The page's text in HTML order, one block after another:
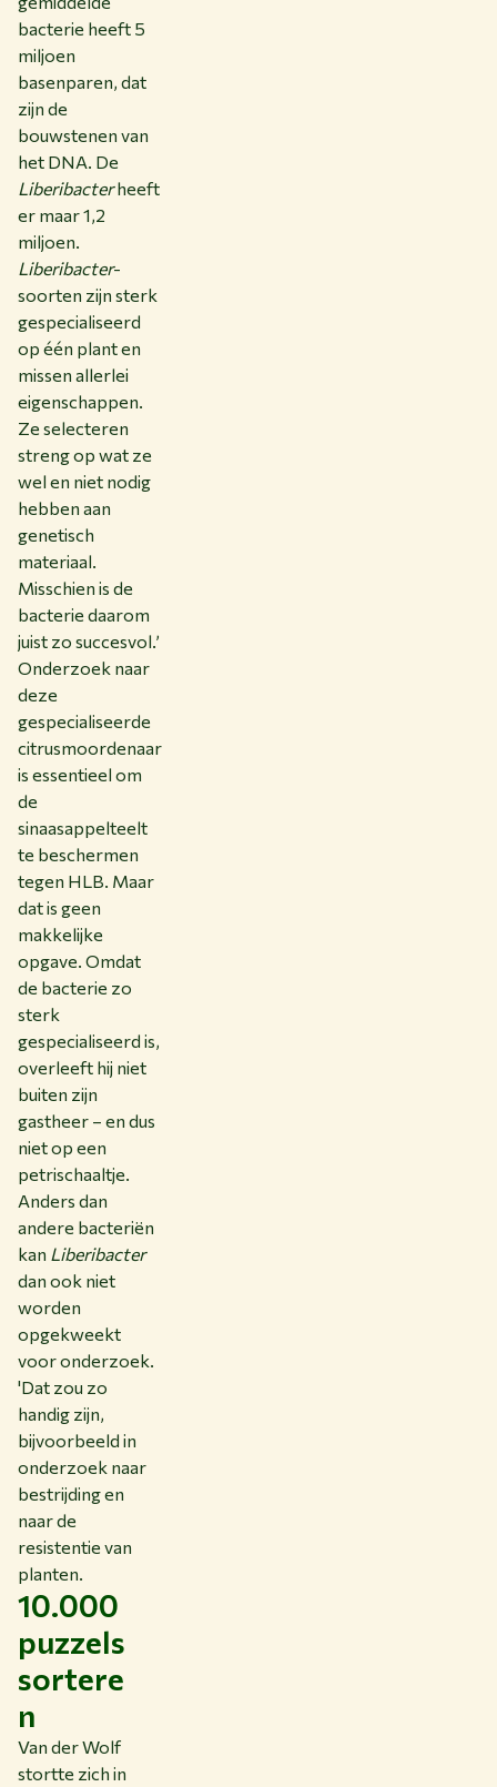
bacterie heeft 5
miljoen
basenparen, dat
zijn de
bouwstenen van
het DNA. De
Liberibacterheeft
er maar 1,2
miljoen.
Liberibacter-
soorten zijn sterk
gespecialiseerd
op één plant en
missen allerlei
eigenschappen.
Ze selecteren
streng op wat ze
wel en niet nodig
hebben aan
genetisch
materiaal.
Misschien is de
bacterie daarom
juist zo succesvol.’
Onderzoek naar
deze
gespecialiseerde
citrusmoordenaar
is essentieel om
de
sinaasappelteelt
te beschermen
tegen HLB. Maar
dat is geen
makkelijke
opgave. Omdat
de bacterie zo
sterk
gespecialiseerd is,
overleeft hij niet
buiten zijn
gastheer – en dus
niet op een
petrischaaltje.
Anders dan
andere bacteriën
kan Liberibacter
dan ook niet
worden
opgekweekt
voor onderzoek.
'Dat zou zo
handig zijn,
bijvoorbeeld in
onderzoek naar
bestrijding en
naar de
resistentie van
planten.
10.000
puzzels
sortere
n
Van der Wolf
stortte zich in